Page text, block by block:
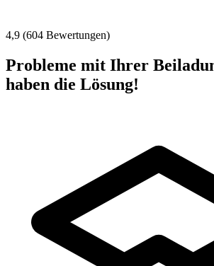
4,9 (604 Bewertungen)
Probleme mit Ihrer
haben die Lösung!